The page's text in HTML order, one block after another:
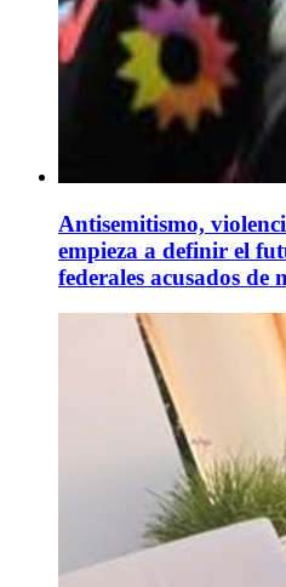
Antisemitismo,
empieza a definir el
federales acusados de